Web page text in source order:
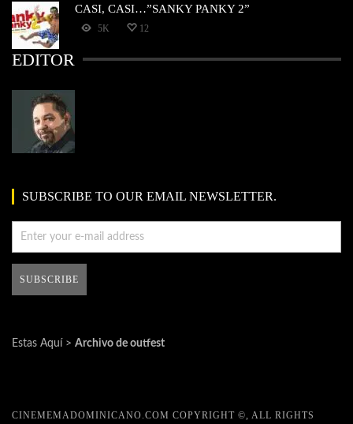
CASI, CASI…”SANKY PANKY 2”
5K 12
EDITOR
SUBSCRIBE TO OUR EMAIL NEWSLETTER.
Estas Aquí > Archivo de outfest
CINEMEMADOMINICANO.COM COPYRIGHT ©, ALL RIGHTS